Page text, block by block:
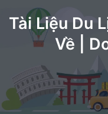
Tài Liệu Du
Về |